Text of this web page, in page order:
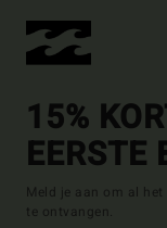
15%
EERSTE
Meld je aan om al
te ontvangen.